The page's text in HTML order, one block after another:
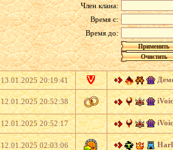
Член клана:
Время с:
Время до:
13.01.2025 20:19:41
12.01.2025 20:52:38
12.01.2025 20:52:17
12.01.2025 02:03:06